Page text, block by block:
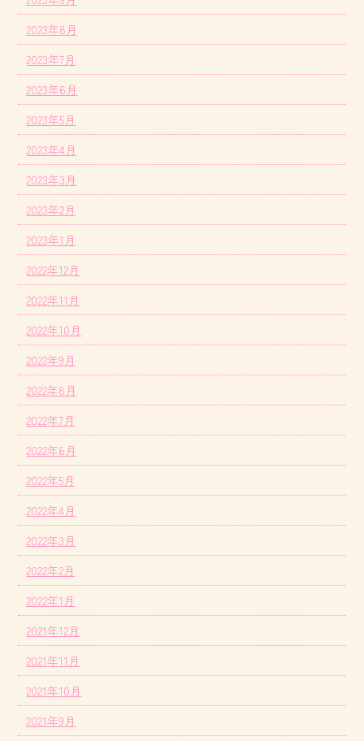
2023年8月
2023年7月
2023年6月
2023年5月
2023年4月
2023年3月
2023年2月
2023年1月
2022年12月
2022年11月
2022年10月
2022年9月
2022年8月
2022年7月
2022年6月
2022年5月
2022年4月
2022年3月
2022年2月
2022年1月
2021年12月
2021年11月
2021年10月
2021年9月